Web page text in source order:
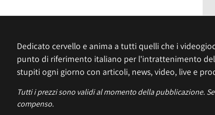
Dedicato cervello e anima a tutti quelli che i
punto di riferimento italiano per l'intrattenimento
stupiti ogni giorno con articoli, news, video, live e
Tutti i prezzi sono validi al momento della pubblicazione.
compenso.